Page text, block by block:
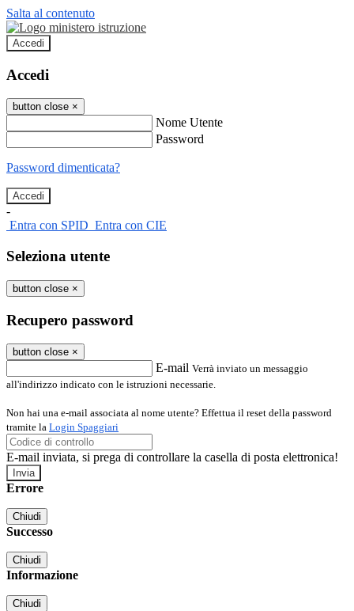
Salta al contenuto
Accedi
Accedi
button close ×
Nome Utente
Password
Password dimenticata?
-
Entra con SPID Entra con CIE
Seleziona utente
button close ×
Recupero password
button close ×
E-mail Verrà inviato un messaggio
all'indirizzo indicato con le istruzioni necessarie.
Non hai una e-mail associata al nome utente? Effettua il reset della password
tramite la Login Spaggiari
E-mail inviata, si prega di controllare la casella di posta elettronica!
Errore
Chiudi
Successo
Chiudi
Informazione
Chiudi